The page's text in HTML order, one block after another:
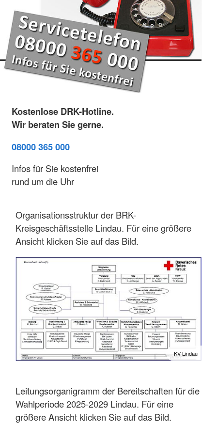
Kostenlose DRK-Hotline.
Wir beraten Sie gerne.
08000 365 000
Infos für Sie kostenfrei
rund um die Uhr
KV Lindau
Organisationsstruktur der BRK-
Kreisgeschäftsstelle Lindau. Für eine größere
Ansicht klicken Sie auf das Bild.
Leitungsorganigramm der Bereitschaften für die
Wahlperiode 2025-2029 Lindau. Für eine
größere Ansicht klicken Sie auf das Bild.